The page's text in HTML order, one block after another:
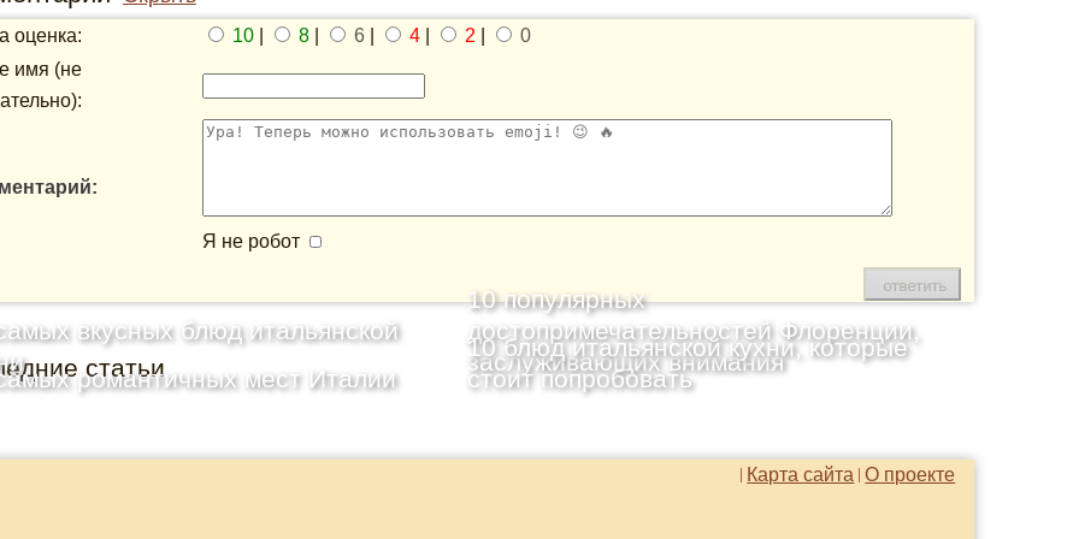
оценка: 10| 8| 6| 4| 2
0
имя (не
Я не робот
статьи
вкусных блюд итальянской
10 популярных
достопримечательностей Флоренции,
заслуживающих внимания
романтичных мест Италии
10 блюд итальянской кухни, которые
стоит попробовать
О проекте
Карта сайта